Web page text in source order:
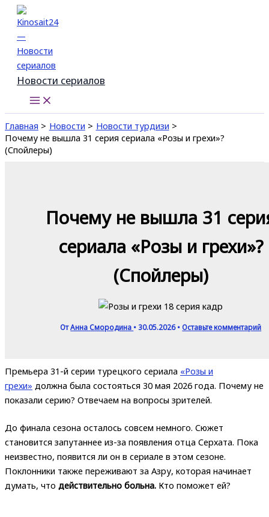
Перейти
содержимому
Новости сериалов
Главная Новости
Новости турдизи
Почему не вышла 31 серия сериала «Розы и грехи»?
(Спойлеры)
Почему не вышла 31
сериала «Розы и грехи»?
(Спойлеры)
ОтАнна Смородина •30.05.2026• Оставьте комментарий
Премьера 31-й серии турецкого сериала «Розы и
грехи» должна была состояться 30 мая 2026 года. Почему не
показали серию? Отвечаем на вопросы зрителей.
До финала сезона осталось совсем немного. Сюжет
становится запутаннее из-за появления отца Серхата. Пока
неизвестно, появится ли он в сериале в этом сезоне.
Поклонники также переживают за Азру, которая начинает
думать, что действительно больна. Кто поможет ей?